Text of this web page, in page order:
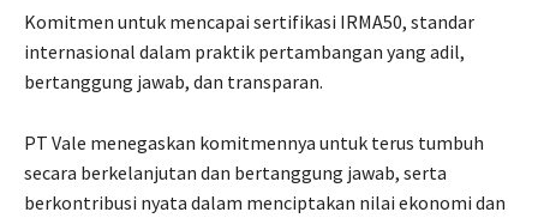
Komitmen untuk mencapai sertifikasi IRMA50, standar
internasional dalam praktik pertambangan yang adil,
bertanggung jawab, dan transparan.
PT Vale menegaskan komitmennya untuk terus tumbuh
secara berkelanjutan dan bertanggung jawab, serta
berkontribusi nyata dalam menciptakan nilai ekonomi dan